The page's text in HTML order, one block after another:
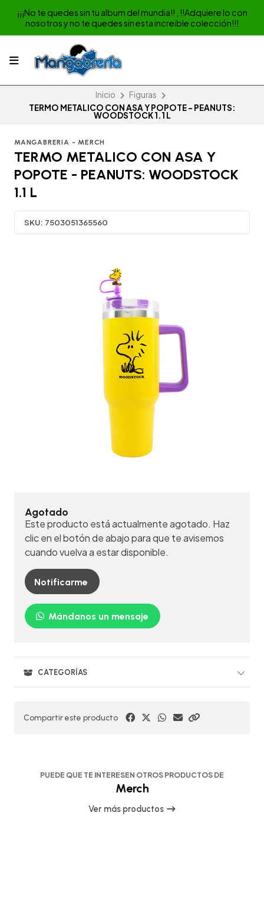
¡¡¡No te quedes sin tu album del mundia!! , !!Adquiere lo con
nosotros y no te quedes sin esta increible colección!!!
Inicio
Figuras
TERMO METALICO CON ASA Y POPOTE - PEANUTS:
WOODSTOCK 1.1 L
MANGABRERIA - MERCH
TERMO METALICO CON ASA Y
POPOTE - PEANUTS: WOODSTOCK
1.1 L
SKU: 7503051365560
Agotado
Este producto está actualmente agotado. Haz
clic en el botón de abajo para que te avisemos
cuando vuelva a estar disponible.
Notificarme
Mándanos un mensaje
CATEGORÍAS
Compartir este producto
PUEDE QUE TE INTERESEN OTROS PRODUCTOS DE
Merch
Ver más productos